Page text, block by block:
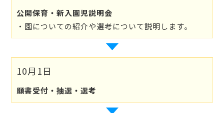
公開保育・新入園児説明会
・園についての紹介や選考について説明します。
10月1日
願書受付・抽選・選考